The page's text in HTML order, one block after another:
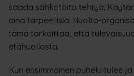
saada sähkötöitä tehtyä.
aina tarpeellisia. Huolto-
tämä tarkoittaa, että
etähuollosta.
Kun ensimmäinen puhelu tulee